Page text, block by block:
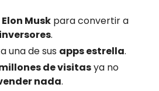
Elon Musk para convertir a
inversores.
una de sus apps estrella.
de visitasya no
nada.